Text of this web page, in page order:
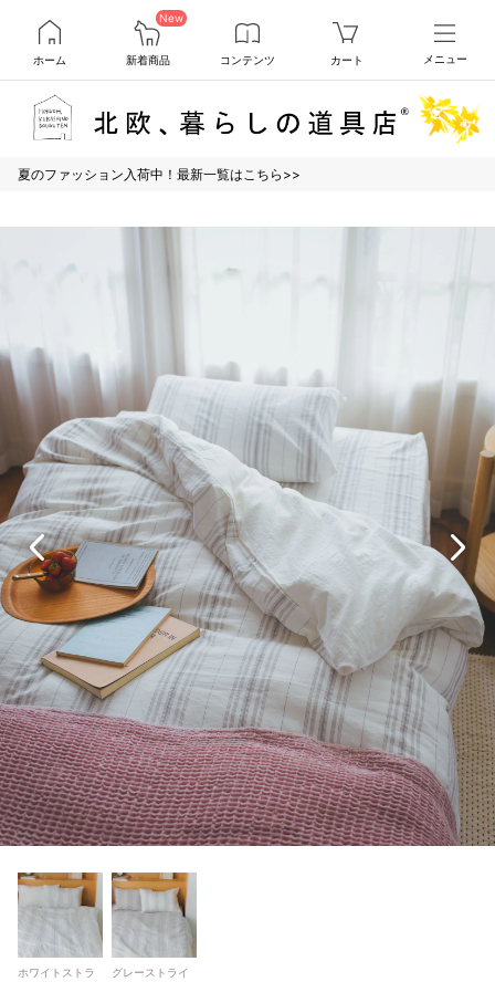
ホーム
New
新着商品 コンテンツ カート メニュー
夏のファッション入荷中！最新一覧はこちら>>
ホワイトストラ
グレーストライ